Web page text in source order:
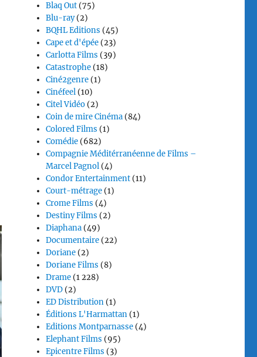
Blaq Out (75)
Blu-ray(2)
BQHL Editions (45)
Cape et d'épée (23)
Carlotta Films (39)
Catastrophe (18)
Ciné2genre (1)
Cinéfeel (10)
Citel Vidéo (2)
Coin de mire Cinéma (84)
Colored Films (1)
Comédie (682)
Compagnie Méditérranéenne de Films –
Marcel Pagnol (4)
Condor Entertainment (11)
Court-métrage (1)
Crome Films (4)
Destiny Films (2)
Diaphana (49)
Documentaire (22)
Doriane (2)
Doriane Films (8)
Drame (1 228)
DVD (2)
ED Distribution (1)
Éditions L'Harmattan (1)
Editions Montparnasse (4)
Elephant Films (95)
Epicentre Films (3)